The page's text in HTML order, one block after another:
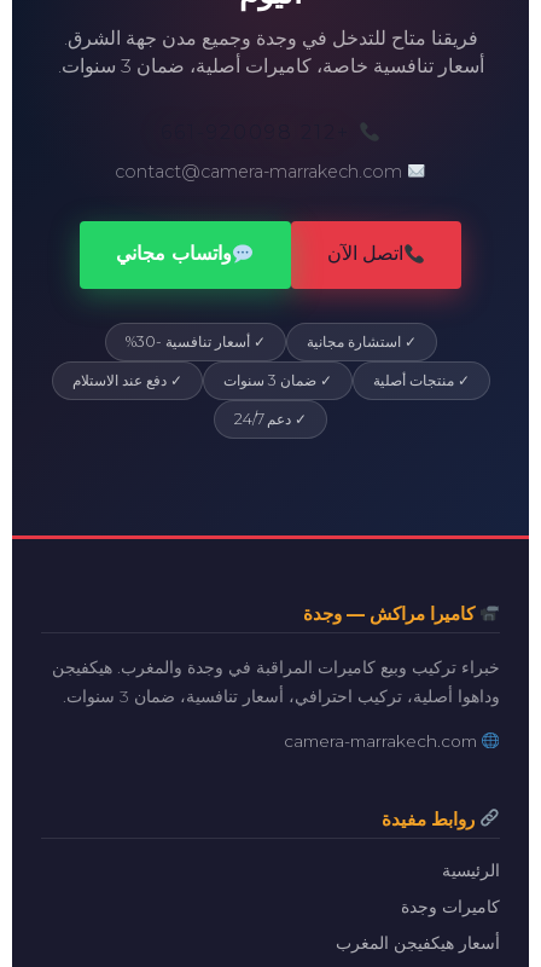
فريقنا متاح للتدخل في وجدة وجميع مدن جهة الشرق.
أسعار تنافسية خاصة، كاميرات أصلية، ضمان 3 سنوات.
اتصل الآن واتساب مجاني
✓ استشارة مجانية ✓ أسعار تنافسية -30%
✓ منتجات أصلية ✓ ضمان 3 سنوات ✓ دفع عند الاستلام
✓ دعم 24/7
كاميرا مراكش — وجدة
خبراء تركيب وبيع كاميرات المراقبة في وجدة والمغرب. هيكفيجن
وداهوا أصلية، تركيب احترافي، أسعار تنافسية، ضمان 3 سنوات.
روابط مفيدة
الرئيسية
كاميرات وجدة
أسعار هيكفيجن المغرب